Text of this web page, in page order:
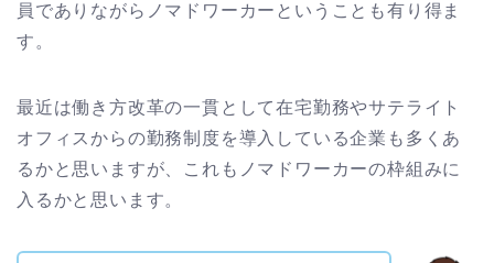
員でありながらノマドワーカーということも有り得ま
す。
最近は働き方改革の一貫として在宅勤務やサテライト
オフィスからの勤務制度を導入している企業も多くあ
るかと思いますが、これもノマドワーカーの枠組みに
入るかと思います。